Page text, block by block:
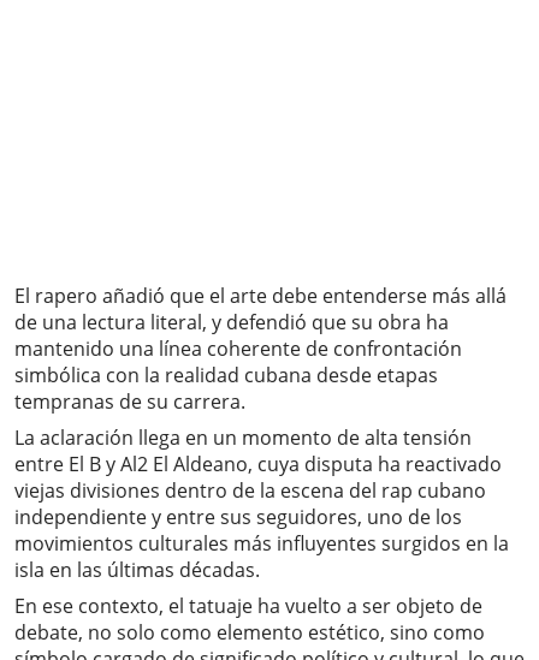
El rapero añadió que el arte debe entenderse más allá
de una lectura literal, y defendió que su obra ha
mantenido una línea coherente de confrontación
simbólica con la realidad cubana desde etapas
tempranas de su carrera.
La aclaración llega en un momento de alta tensión
entre El B y Al2 El Aldeano, cuya disputa ha reactivado
viejas divisiones dentro de la escena del rap cubano
independiente y entre sus seguidores, uno de los
movimientos culturales más influyentes surgidos en la
isla en las últimas décadas.
En ese contexto, el tatuaje ha vuelto a ser objeto de
debate, no solo como elemento estético, sino como